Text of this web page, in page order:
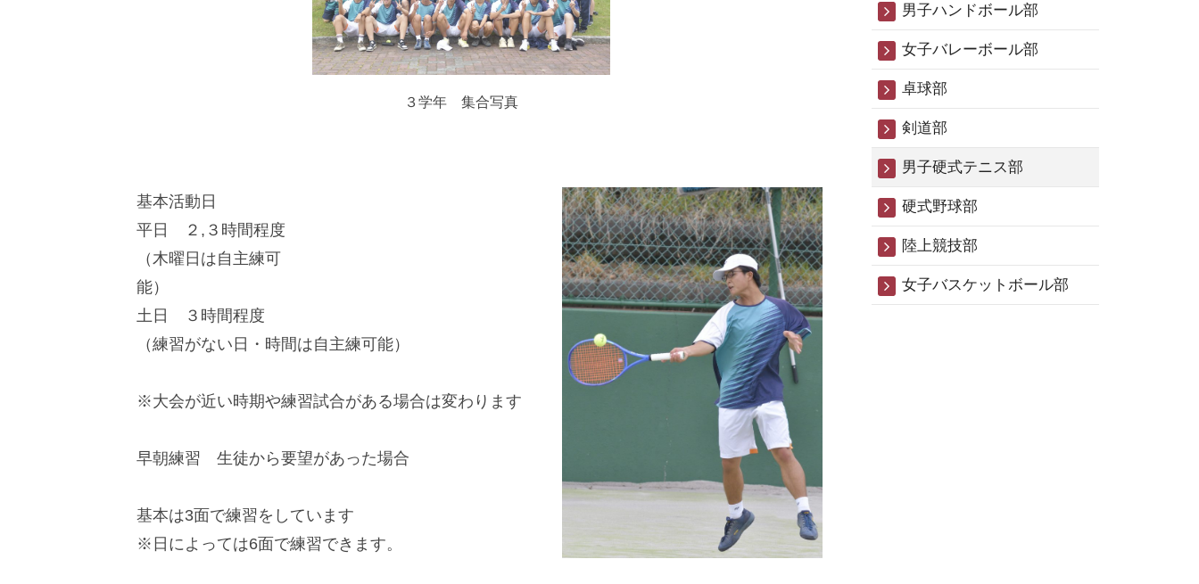
３学年 集合写真
基本活動日
平日 ２,３時間程度
（木曜日は自主練可
能）
土日 ３時間程度
（練習がない日・時間は自主練可能）
※大会が近い時期や練習試合がある場合は変わります
早朝練習 生徒から要望があった場合
基本は3面で練習をしています
※日によっては6面で練習できます。
男子ハンドボール部
女子バレーボール部
卓球部
剣道部
男子硬式テニス部
硬式野球部
陸上競技部
女子バスケットボール部